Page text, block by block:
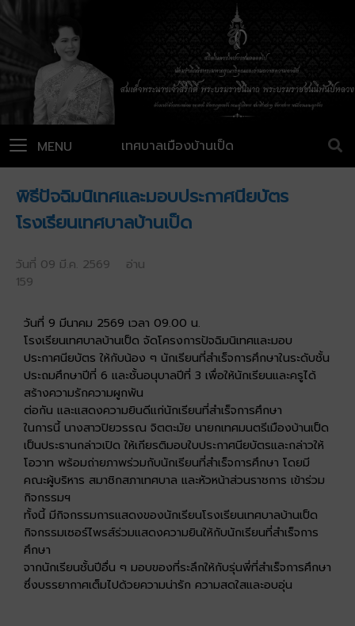
เทศบาลเมืองบ้านเป็ด
MENU
พิธีปัจฉิมนิเทศและมอบประกาศนียบัตร
โรงเรียนเทศบาลบ้านเป็ด
วันที่ 09 มี.ค. 2569 อ่าน
159
วันที่ 9 มีนาคม 2569 เวลา 09.00 น.
โรงเรียนเทศบาลบ้านเป็ด จัดโครงการปัจฉิมนิเทศและมอบ
ประกาศนียบัตร ให้กับน้อง ๆ นักเรียนที่สำเร็จการศึกษาในระดับชั้น
ประถมศึกษาปีที่ 6 และชั้นอนุบาลปีที่ 3 เพื่อให้นักเรียนและครูได้
สร้างความรักความผูกพัน
ต่อกัน และแสดงความยินดีแก่นักเรียนที่สำเร็จการศึกษา
ในการนี้ นางสาวปิยวรรณ จิตตะมัย นายกเทศมนตรีเมืองบ้านเป็ด
เป็นประธานกล่าวเปิด ให้เกียรติมอบใบประกาศนียบัตรและกล่าวให้
โอวาท พร้อมถ่ายภาพร่วมกับนักเรียนที่สำเร็จการศึกษา โดยมี
คณะผู้บริหาร สมาชิกสภาเทศบาล และหัวหน้าส่วนราชการ เข้าร่วม
กิจกรรมฯ
ทั้งนี้ มีกิจกรรมการแสดงของนักเรียนโรงเรียนเทศบาลบ้านเป็ด
กิจกรรมเซอร์ไพรส์ร่วมแสดงความยินให้กับนักเรียนที่สำเร็จการ
ศึกษา
จากนักเรียนชั้นปีอื่น ๆ มอบของที่ระลึกให้กับรุ่นพี่ที่สำเร็จการศึกษา
ซึ่งบรรยากาศเต็มไปด้วยความน่ารัก ความสดใสและอบอุ่น